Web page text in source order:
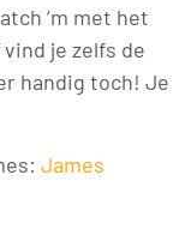
‘m met het
je zelfs de
handig toch! Je
James